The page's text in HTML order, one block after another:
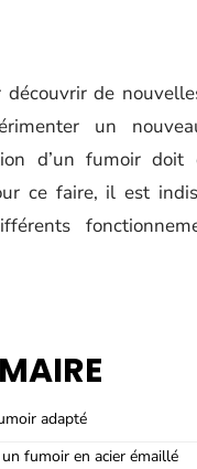
de
un
d’un fumoir doit
ce faire, il est
adapté
fumoir en acier émaillé